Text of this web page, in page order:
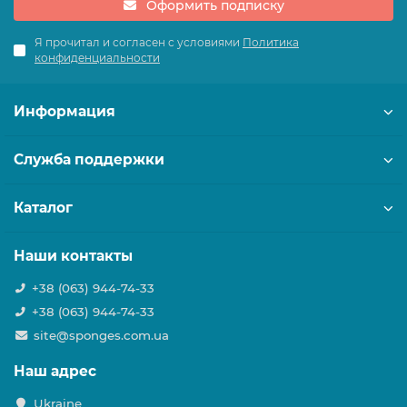
на окне таким образом, чтобы
он находился на
определенном расстоянии от
тепла и зоны прямых
Рекомендации по установке: 1)
Поверхность стекла должна
быть чистой и сухой. 2)
Температура
ниже +10°C 3) Снять с липучек
Обратите внимание!!!
Оформить подписку
Я прочитал и согласен с условиями Политика
конфиденциальности
Информация
Служба поддержки
Каталог
Наши контакты
+38 (063) 944-74-33
+38 (063) 944-74-33
site@sponges.com.ua
Наш адрес
Ukraine